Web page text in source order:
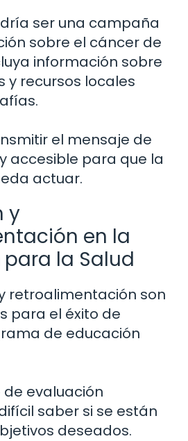
ser una campaña
sobre el cáncer de
información sobre
y recursos locales
el mensaje de
accesible para que la
actuar.
y
en la
la Salud
retroalimentación son
para el éxito de
de educación
de evaluación
saber si se están
deseados.